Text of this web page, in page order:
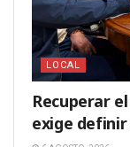
LOCAL
Recuperar
exige